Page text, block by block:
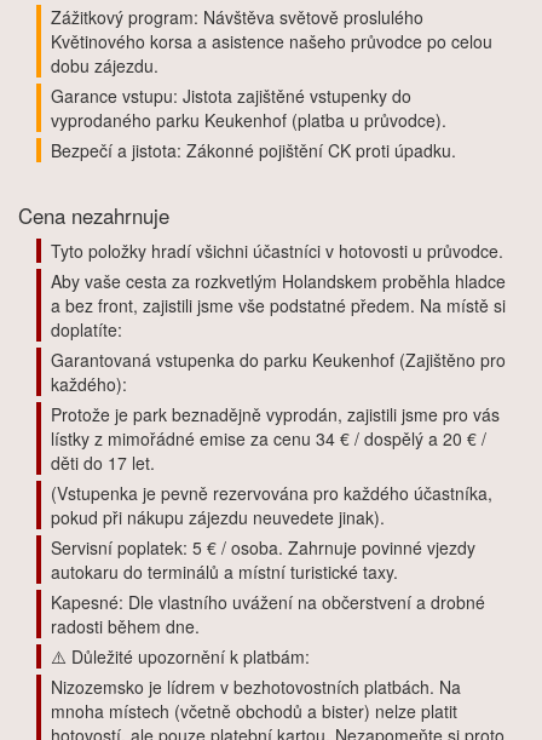
Zážitkový program: Návštěva světově proslulého
Květinového korsa a asistence našeho průvodce po celou
dobu zájezdu.
Garance vstupu: Jistota zajištěné vstupenky do
vyprodaného parku Keukenhof (platba u průvodce).
Bezpečí a jistota: Zákonné pojištění CK proti úpadku.
Cena nezahrnuje
Tyto položky hradí všichni účastníci v hotovosti u průvodce.
Aby vaše cesta za rozkvetlým Holandskem proběhla hladce
a bez front, zajistili jsme vše podstatné předem. Na místě si
doplatíte:
Garantovaná vstupenka do parku Keukenhof (Zajištěno pro
každého):
Protože je park beznadějně vyprodán, zajistili jsme pro vás
lístky z mimořádné emise za cenu 34 € / dospělý a 20 € /
děti do 17 let.
(Vstupenka je pevně rezervována pro každého účastníka,
pokud při nákupu zájezdu neuvedete jinak).
Servisní poplatek: 5 € / osoba. Zahrnuje povinné vjezdy
autokaru do terminálů a místní turistické taxy.
Kapesné: Dle vlastního uvážení na občerstvení a drobné
radosti během dne.
⚠️ Důležité upozornění k platbám:
Nizozemsko je lídrem v bezhotovostních platbách. Na
mnoha místech (včetně obchodů a bister) nelze platit
hotovostí, ale pouze platební kartou. Nezapomeňte si proto